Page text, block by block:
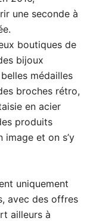
une seconde à
boutiques de
bijoux
médailles
broches rétro,
en acier
produits
image et on s’y
uniquement
avec des offres
ailleurs à